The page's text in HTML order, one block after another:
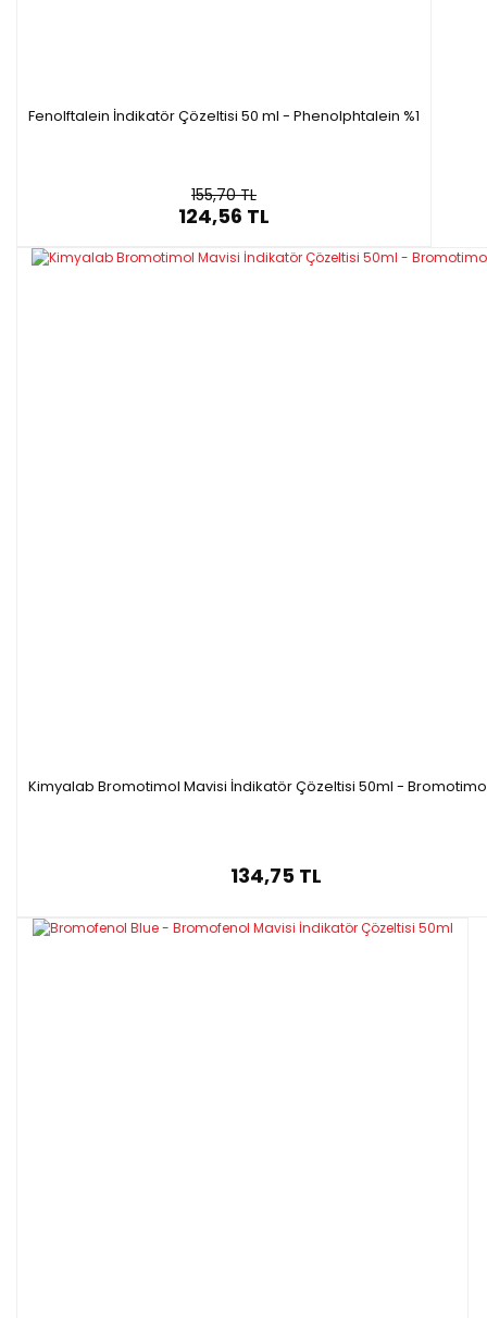
Fenolftalein İndikatör Çözeltisi 50 ml - Phenolphtalein %1
155,70 TL
124,56 TL
Kimyalab Bromotimol Mavisi İndikatör Çözeltisi 50ml -
134,75 TL